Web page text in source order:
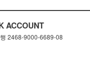
ACCOUNT
2468-9000-6689-08